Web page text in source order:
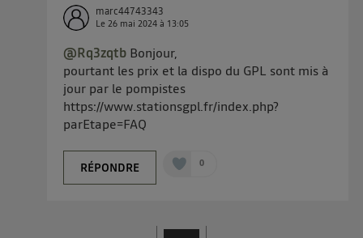
marc44743343
Le26 mai 2024 à 13:05
@Rq3zqtb Bonjour,
pourtant les prix et la dispo du GPL sont mis à
jour par le pompistes
https://www.stationsgpl.fr/index.php?
parEtape=FAQ
RÉPONDRE 0